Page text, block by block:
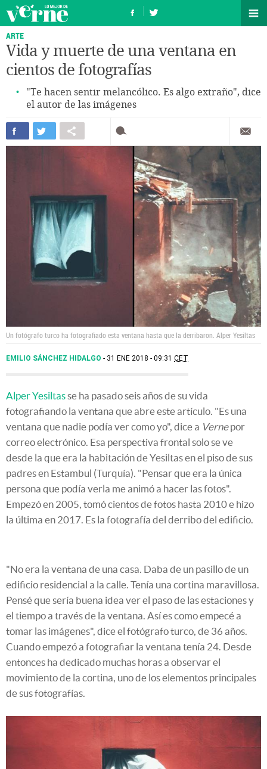
ARTE
Vida y muerte de una ventana en
cientos de fotografías
"Te hacen sentir melancólico. Es algo extraño", dice
el autor de las imágenes
Un fotógrafo turco ha fotografiado esta ventana hasta que la derribaron. Alper Yesiltas
EMILIO SÁNCHEZ HIDALGO 31 ENE 2018 - 09:31 CET
Alper Yesiltasse ha pasado seis años de su vida
fotografiando la ventana que abre este artículo. "Es una
ventana que nadie podía ver como yo", dice a Vernepor
correo electrónico. Esa perspectiva frontal solo se ve
desde la que era la habitación de Yesiltas en el piso de sus
padres en Estambul (Turquía). "Pensar que era la única
persona que podía verla me animó a hacer las fotos".
Empezó en 2005, tomó cientos de fotos hasta 2010 e hizo
la última en 2017. Es la fotografía del derribo del edificio.
"No era la ventana de una casa. Daba de un pasillo de un
edificio residencial a la calle. Tenía una cortina maravillosa.
Pensé que sería buena idea ver el paso de las estaciones y
el tiempo a través de la ventana. Así es como empecé a
tomar las imágenes", dice el fotógrafo turco, de 36 años.
Cuando empezó a fotografiar la ventana tenía 24. Desde
entonces ha dedicado muchas horas a observar el
movimiento de la cortina, uno de los elementos principales
de sus fotografías.